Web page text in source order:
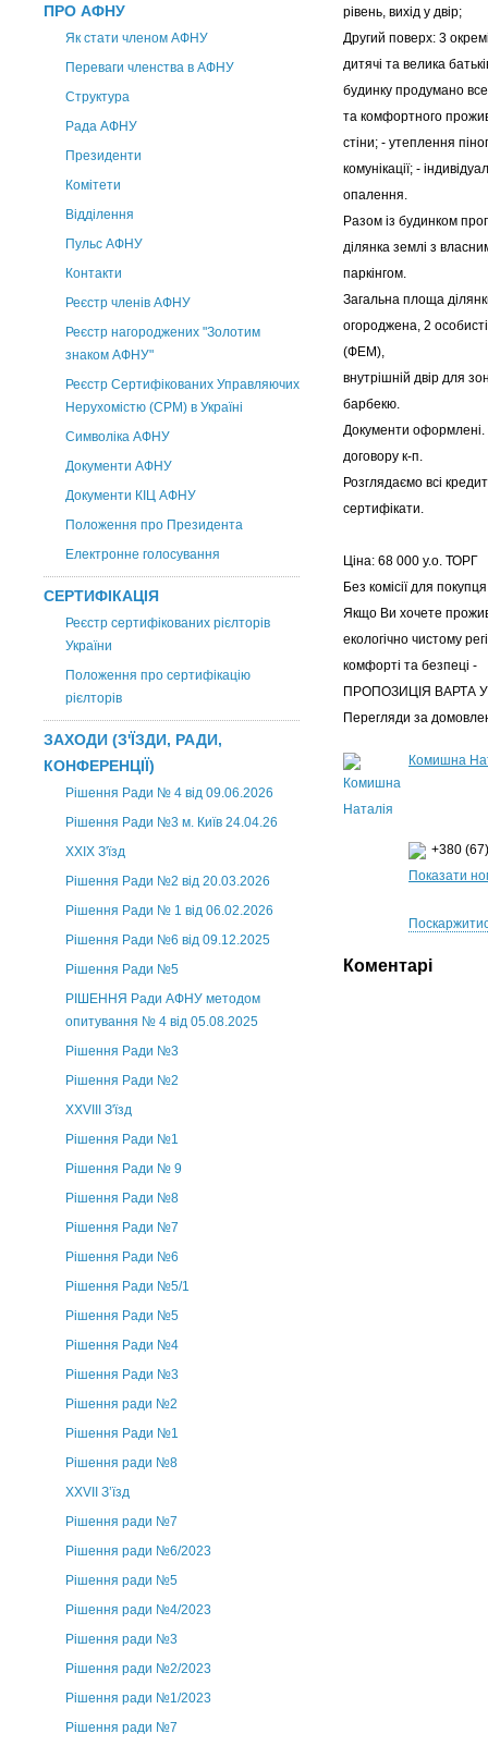
ПРО АФНУ
Як стати членом АФНУ
Переваги членства в АФНУ
Структура
Рада АФНУ
Президенти
Комітети
Відділення
Пульс АФНУ
Контакти
Реєстр членів АФНУ
Реєстр нагороджених "Золотим
знаком АФНУ"
Реєстр Сертифікованих Управляючих
Нерухомістю (CPM) в Україні
Символіка АФНУ
Документи АФНУ
Документи КІЦ АФНУ
Положення про Президента
Електронне голосування
СЕРТИФІКАЦІЯ
Реєстр сертифікованих рієлторів
України
Положення про сертифікацію
рієлторів
ЗАХОДИ (З'ЇЗДИ, РАДИ,
КОНФЕРЕНЦІЇ)
Рішення Ради № 4 від 09.06.2026
Рішення Ради №3 м. Київ 24.04.26
XXІХ З'їзд
Рішення Ради №2 від 20.03.2026
Рішення Ради № 1 від 06.02.2026
Рішення Ради №6 від 09.12.2025
Рішення Ради №5
РІШЕННЯ Ради АФНУ методом
опитування № 4 від 05.08.2025
Рішення Ради №3
Рішення Ради №2
XXVIII З'їзд
Рішення Ради №1
Рішення Ради № 9
Рішення Ради №8
Рішення Ради №7
Рішення Ради №6
Рішення Ради №5/1
Рішення Ради №5
Рішення Ради №4
Рішення Ради №3
Рішення ради №2
Рішення Ради №1
Рішення ради №8
ХХVII З’їзд
Рішення ради №7
Рішення ради №6/2023
Рішення ради №5
Рішення ради №4/2023
Рішення ради №3
Рішення ради №2/2023
Рішення ради №1/2023
Рішення ради №7
рівень, вихід у двір;
Другий поверх: 3
дитячі та велика
будинку продумано
та комфортного
стіни; - утеплення
комунікації; -
опалення.
Разом із будинком
ділянка землі з
паркінгом.
Загальна площа
огороджена, 2
(ФЕМ),
внутрішній двір для
барбекю.
Документи
договору к-п.
Розглядаємо всі
сертифікати.
Ціна: 68 000 у.о. ТОРГ
Без комісії для
Якщо Ви хочете
екологічно чистому
комфорті та безпеці -
ПРОПОЗИЦІЯ ВАРТА
Перегляди за
Комишна
+380
Показати
Коментарі